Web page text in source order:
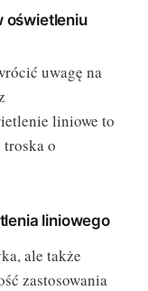
oświetleniu
uwagę na
liniowe to
o
liniowego
ale także
zastosowania